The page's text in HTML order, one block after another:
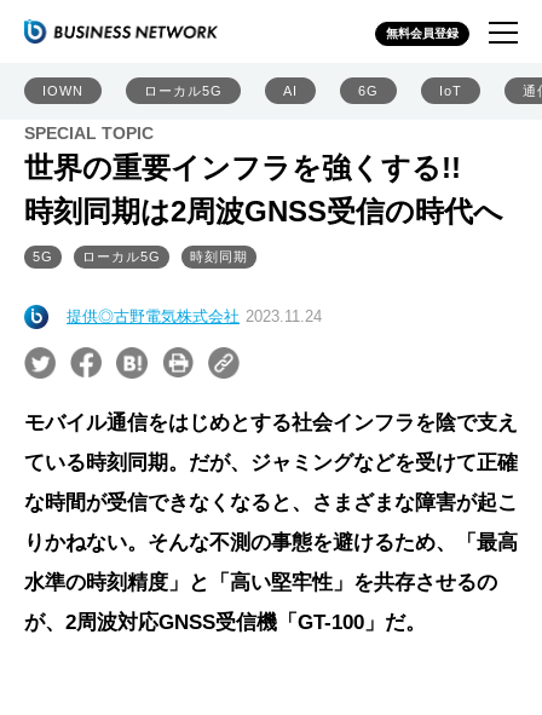
無料会員登録
IOWN ローカル5G AI 6G IoT 通
SPECIAL TOPIC
世界の重要インフラを強くする!!
時刻同期は2周波GNSS受信の時代へ
5G ローカル5G 時刻同期
提供◎古野電気株式会社 2023.11.24
モバイル通信をはじめとする社会インフラを陰で支え
ている時刻同期。だが、ジャミングなどを受けて正確
な時間が受信できなくなると、さまざまな障害が起こ
りかねない。そんな不測の事態を避けるため、「最高
水準の時刻精度」と「高い堅牢性」を共存させるの
が、2周波対応GNSS受信機「GT-100」だ。